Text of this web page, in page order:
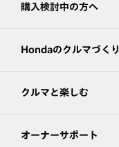
購入検討中の方へ
Hondaのクルマづくり
クルマと楽しむ
オーナーサポート